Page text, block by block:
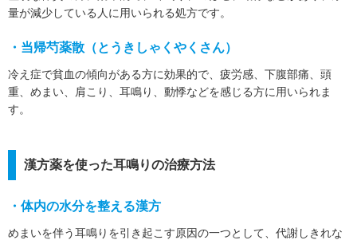
量が減少している人に用いられる処方です。
・当帰芍薬散（とうきしゃくやくさん）
冷え症で貧血の傾向がある方に効果的で、疲労感、下腹部痛、頭
重、めまい、肩こり、耳鳴り、動悸などを感じる方に用いられま
す。
漢方薬を使った耳鳴りの治療方法
・体内の水分を整える漢方
めまいを伴う耳鳴りを引き起こす原因の一つとして、代謝しきれな